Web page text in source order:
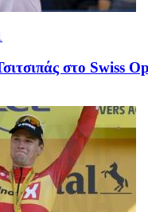
στο Swiss